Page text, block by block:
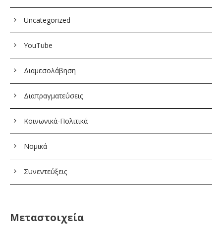
Uncategorized
YouTube
Διαμεσολάβηση
Διαπραγματεύσεις
Κοινωνικά-Πολιτικά
Νομικά
Συνεντεύξεις
Μεταστοιχεία